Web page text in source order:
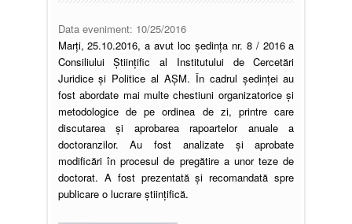
Data eveniment: 10/25/2016
Marți, 25.10.2016, a avut loc ședinţa nr. 8 / 2016 a
Consiliului Ştiinţific al Institutului de Cercetări
Juridice şi Politice al AŞM. În cadrul ședinței au
fost abordate mai multe chestiuni organizatorice și
metodologice de pe ordinea de zi, printre care
discutarea și aprobarea rapoartelor anuale a
doctoranzilor. Au fost analizate și aprobate
modificări în procesul de pregătire a unor teze de
doctorat. A fost prezentată și recomandată spre
publicare o lucrare științifică.